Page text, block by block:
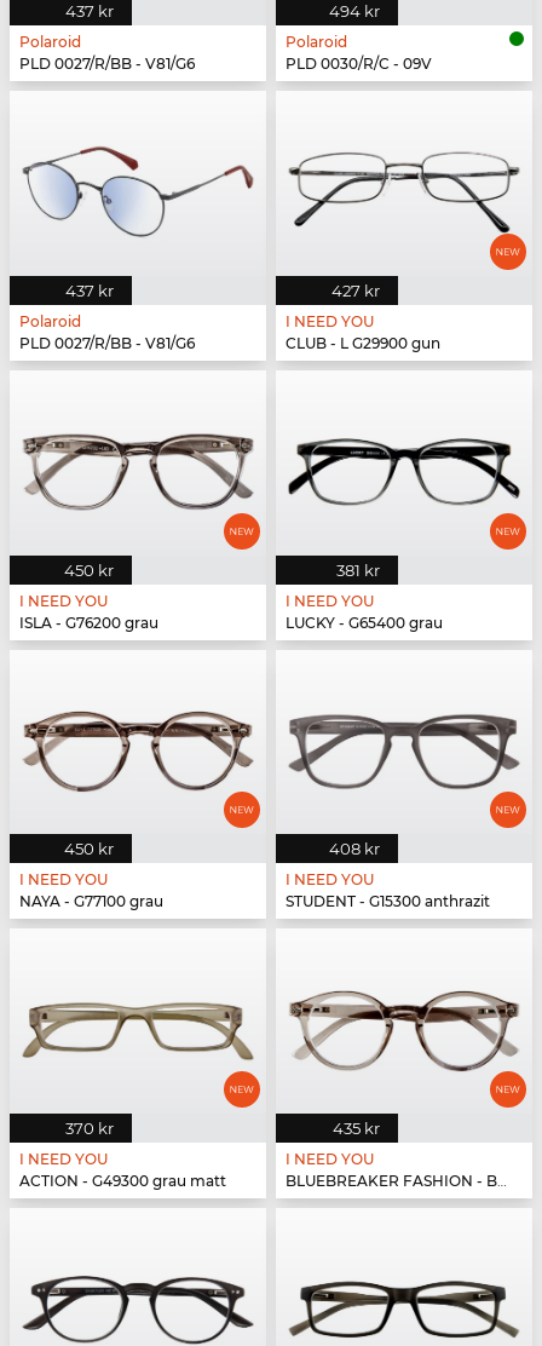
437 kr
Polaroid
PLD 0027/R/BB - V81/G6
494 kr
Polaroid
PLD 0030/R/C - 09V
437 kr
Polaroid
PLD 0027/R/BB - V81/G6
427 kr
I NEED YOU
CLUB - L G29900 gun
450 kr
I NEED YOU
ISLA - G76200 grau
381 kr
I NEED YOU
LUCKY - G65400 grau
450 kr
I NEED YOU
NAYA - G77100 grau
408 kr
I NEED YOU
STUDENT - G15300 anthrazit
370 kr
I NEED YOU
ACTION - G49300 grau matt
435 kr
I NEED YOU
BLUEBREAKER FASHION - BLUEBR Fashion G79600 grau